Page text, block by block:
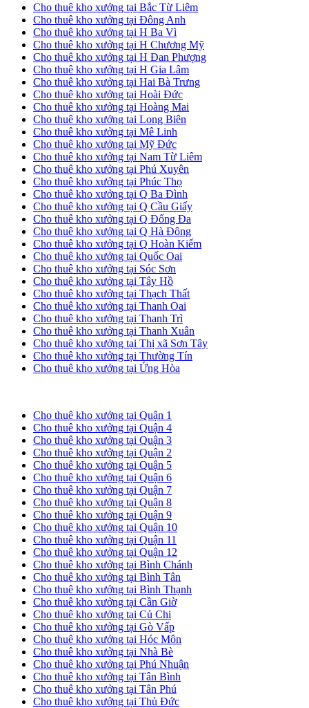
Cho thuê kho xưởng tại Bắc Từ Liêm
Cho thuê kho xưởng tại Đông Anh
Cho thuê kho xưởng tại H Ba Vì
Cho thuê kho xưởng tại H Chương Mỹ
Cho thuê kho xưởng tại H Đan Phượng
Cho thuê kho xưởng tại H Gia Lâm
Cho thuê kho xưởng tại Hai Bà Trưng
Cho thuê kho xưởng tại Hoài Đức
Cho thuê kho xưởng tại Hoàng Mai
Cho thuê kho xưởng tại Long Biên
Cho thuê kho xưởng tại Mê Linh
Cho thuê kho xưởng tại Mỹ Đức
Cho thuê kho xưởng tại Nam Từ Liêm
Cho thuê kho xưởng tại Phú Xuyên
Cho thuê kho xưởng tại Phúc Thọ
Cho thuê kho xưởng tại Q Ba Đình
Cho thuê kho xưởng tại Q Cầu Giấy
Cho thuê kho xưởng tại Q Đống Đa
Cho thuê kho xưởng tại Q Hà Đông
Cho thuê kho xưởng tại Q Hoàn Kiếm
Cho thuê kho xưởng tại Quốc Oai
Cho thuê kho xưởng tại Sóc Sơn
Cho thuê kho xưởng tại Tây Hồ
Cho thuê kho xưởng tại Thạch Thất
Cho thuê kho xưởng tại Thanh Oai
Cho thuê kho xưởng tại Thanh Trì
Cho thuê kho xưởng tại Thanh Xuân
Cho thuê kho xưởng tại Thị xã Sơn Tây
Cho thuê kho xưởng tại Thường Tín
Cho thuê kho xưởng tại Ứng Hòa
Cho thuê kho xưởng tại Quận 1
Cho thuê kho xưởng tại Quận 4
Cho thuê kho xưởng tại Quận 3
Cho thuê kho xưởng tại Quận 2
Cho thuê kho xưởng tại Quận 5
Cho thuê kho xưởng tại Quận 6
Cho thuê kho xưởng tại Quận 7
Cho thuê kho xưởng tại Quận 8
Cho thuê kho xưởng tại Quận 9
Cho thuê kho xưởng tại Quận 10
Cho thuê kho xưởng tại Quận 11
Cho thuê kho xưởng tại Quận 12
Cho thuê kho xưởng tại Bình Chánh
Cho thuê kho xưởng tại Bình Tân
Cho thuê kho xưởng tại Bình Thạnh
Cho thuê kho xưởng tại Cần Giờ
Cho thuê kho xưởng tại Củ Chi
Cho thuê kho xưởng tại Gò Vấp
Cho thuê kho xưởng tại Hóc Môn
Cho thuê kho xưởng tại Nhà Bè
Cho thuê kho xưởng tại Phú Nhuận
Cho thuê kho xưởng tại Tân Bình
Cho thuê kho xưởng tại Tân Phú
Cho thuê kho xưởng tại Thủ Đức